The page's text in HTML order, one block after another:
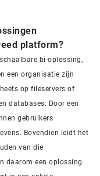
platform?
bi-oplossing,
een organisatie zijn
op fileservers of
databases. Door een
gebruikers
Bovendien leidt het
van die
daarom een oplossing